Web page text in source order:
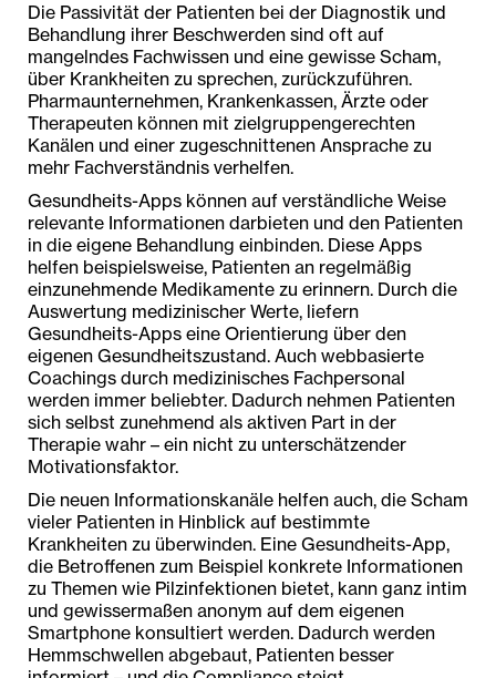
Die Passivität der Patienten bei der Diagnostik und
Behandlung ihrer Beschwerden sind oft auf
mangelndes Fachwissen und eine gewisse Scham,
über Krankheiten zu sprechen, zurückzuführen.
Pharmaunternehmen, Krankenkassen, Ärzte oder
Therapeuten können mit zielgruppengerechten
Kanälen und einer zugeschnittenen Ansprache zu
mehr Fachverständnis verhelfen.
Gesundheits-Apps können auf verständliche Weise
relevante Informationen darbieten und den Patienten
in die eigene Behandlung einbinden. Diese Apps
helfen beispielsweise, Patienten an regelmäßig
einzunehmende Medikamente zu erinnern. Durch die
Auswertung medizinischer Werte, liefern
Gesundheits-Apps eine Orientierung über den
eigenen Gesundheitszustand. Auch webbasierte
Coachings durch medizinisches Fachpersonal
werden immer beliebter. Dadurch nehmen Patienten
sich selbst zunehmend als aktiven Part in der
Therapie wahr – ein nicht zu unterschätzender
Motivationsfaktor.
Die neuen Informationskanäle helfen auch, die Scham
vieler Patienten in Hinblick auf bestimmte
Krankheiten zu überwinden. Eine Gesundheits-App,
die Betroffenen zum Beispiel konkrete Informationen
zu Themen wie Pilzinfektionen bietet, kann ganz intim
und gewissermaßen anonym auf dem eigenen
Smartphone konsultiert werden. Dadurch werden
Hemmschwellen abgebaut, Patienten besser